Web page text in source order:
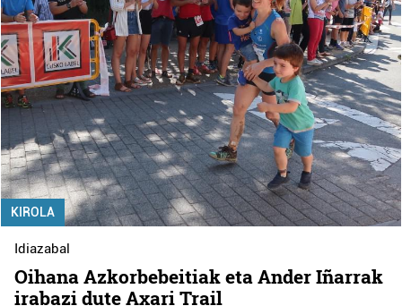
KIROLA
Idiazabal
Oihana Azkorbebeitiak eta Ander Iñarrak
irabazi dute Axari Trail